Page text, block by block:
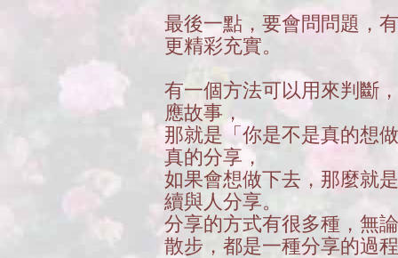
最後一點，要會問問題，
更精彩充實。
有一個方法可以用來判斷
應故事，
那就是「你是不是真的想
真的分享，
如果會想做下去，那麼就
續與人分享。
分享的方式有很多種，無
散步，都是一種分享的過